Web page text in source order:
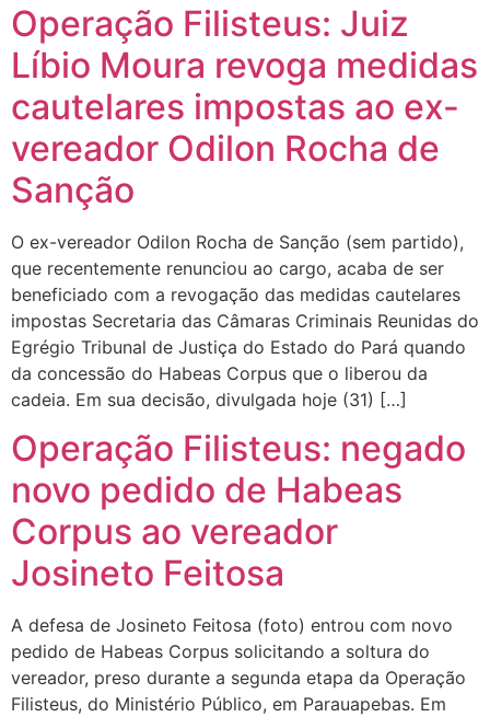
Operação Filisteus: Juiz
Líbio Moura revoga medidas
cautelares impostas ao ex-
vereador Odilon Rocha de
Sanção
O ex-vereador Odilon Rocha de Sanção (sem partido),
que recentemente renunciou ao cargo, acaba de ser
beneficiado com a revogação das medidas cautelares
impostas Secretaria das Câmaras Criminais Reunidas do
Egrégio Tribunal de Justiça do Estado do Pará quando
da concessão do Habeas Corpus que o liberou da
cadeia. Em sua decisão, divulgada hoje (31) […]
Operação Filisteus: negado
novo pedido de Habeas
Corpus ao vereador
Josineto Feitosa
A defesa de Josineto Feitosa (foto) entrou com novo
pedido de Habeas Corpus solicitando a soltura do
vereador, preso durante a segunda etapa da Operação
Filisteus, do Ministério Público, em Parauapebas. Em